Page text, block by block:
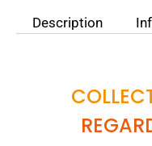
Description